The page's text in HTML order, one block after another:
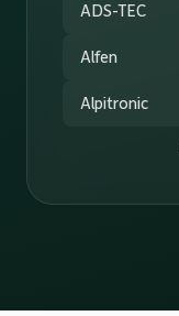
ADS-TEC
Alfen
Alpitronic